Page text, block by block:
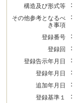
構造及び形式等
：
その他参考となるべ
き事項
：
登録番号 ：
登録回
：
登録告示年月日
：
登録年月日
：
追加年月日
：
登録基準１ ：